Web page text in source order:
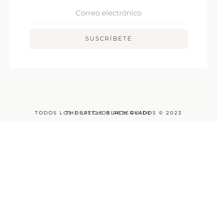
SUSCRÍBETE
TODOS LOS DERECHOS RESERVADOS © 2023
THE LITTLE BLACK GUIDE